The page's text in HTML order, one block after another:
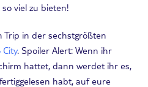
viel zu bieten!
in der sechstgrößten
City. Spoiler Alert: Wenn ihr
hattet, dann werdet ihr es,
habt, auf eure